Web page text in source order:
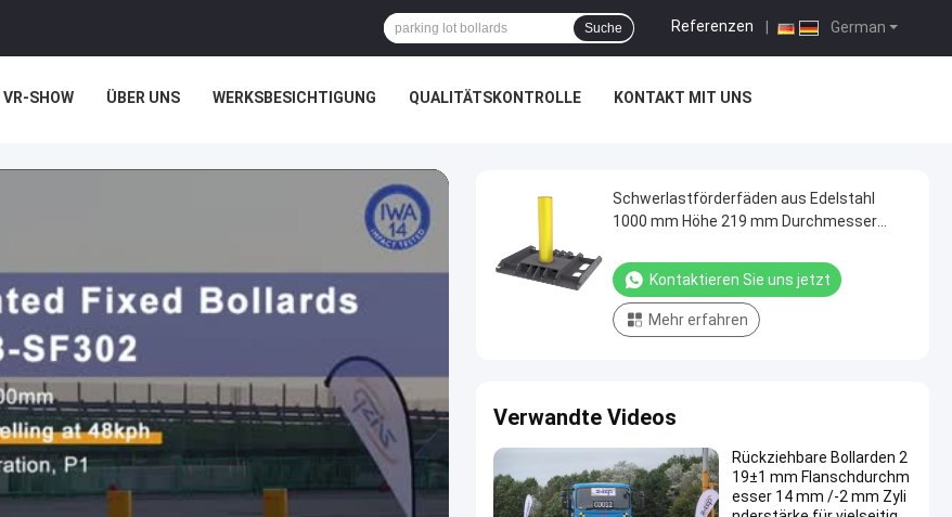
German
Referenzen
Suche
VR-SHOW ÜBER UNS WERKSBESICHTIGUNG QUALITÄTSKONTROLLE KONTAKT MIT UNS
Schwerlastförderfäden aus Edelstahl
1000 mm Höhe 219 mm Durchmesser
Kontaktieren Sie uns jetzt
Mehr erfahren
Verwandte Videos
Rückziehbare Bollarden 2
19±1 mm Flanschdurchm
esser 14 mm /-2 mm Zyli